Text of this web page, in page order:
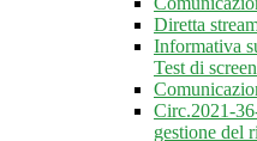
Diretta
Informativa
Test di
Circ.2021-
gestione del